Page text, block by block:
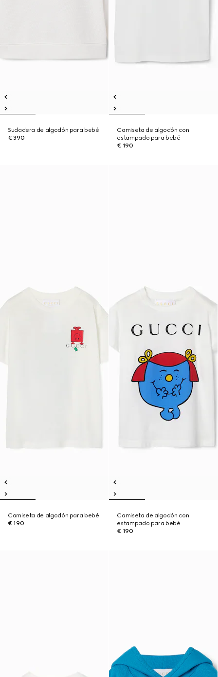
Sudadera de algodón para bebé
€ 390
Camiseta de algodón con
estampado para bebé
€ 190
Camiseta de algodón para bebé
€ 190
Camiseta de algodón con
estampado para bebé
€ 190